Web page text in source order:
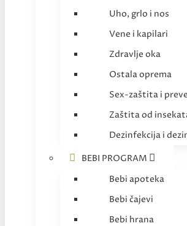
Uho, grlo i nos
Vene i kapilari
Zdravlje oka
Ostala oprema
Sex-zaštita i
Zaštita od
Dezinfekcija i
BEBI PROGRAM
Bebi apoteka
Bebi čajevi
Bebi hrana